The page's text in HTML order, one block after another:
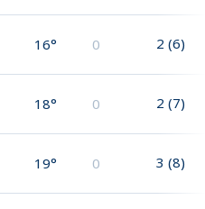
16° 0 2 (6)
18° 0 2 (7)
19° 0 3 (8)